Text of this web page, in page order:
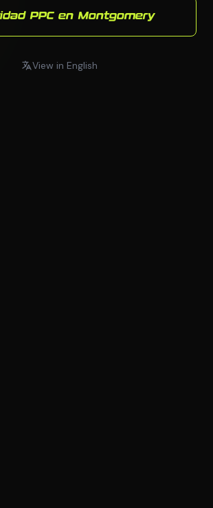
PPC en Montgomery
View in English